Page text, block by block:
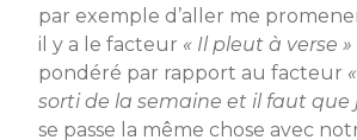
par exemple d’aller me
il y a le facteur « Il pleut à verse »
pondéré par rapport au facteur
sorti de la semaine et il faut que
se passe la même chose avec